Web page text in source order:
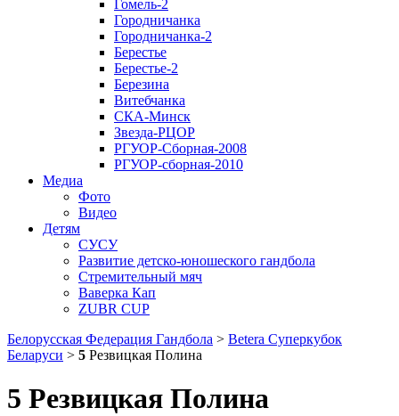
Гомель-2
Городничанка
Городничанка-2
Берестье
Берестье-2
Березина
Витебчанка
СКА-Минск
Звезда-РЦОР
РГУОР-Сборная-2008
РГУОР-сборная-2010
Медиа
Фото
Видео
Детям
СУСУ
Развитие детско-юношеского гандбола
Стремительный мяч
Ваверка Кап
ZUBR CUP
Белорусская Федерация Гандбола > Betera Суперкубок
Беларуси > 5 Резвицкая Полина
5 Резвицкая Полина